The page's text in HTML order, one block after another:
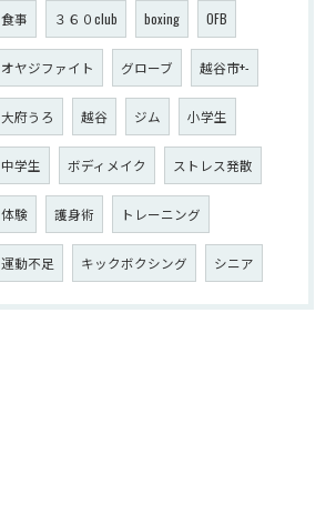
食事 ３６０club boxing OFB
オヤジファイト グローブ 越谷市+-
大府うろ 越谷 ジム 小学生
中学生 ボディメイク ストレス発散
体験 護身術 トレーニング
運動不足 キックボクシング シニア